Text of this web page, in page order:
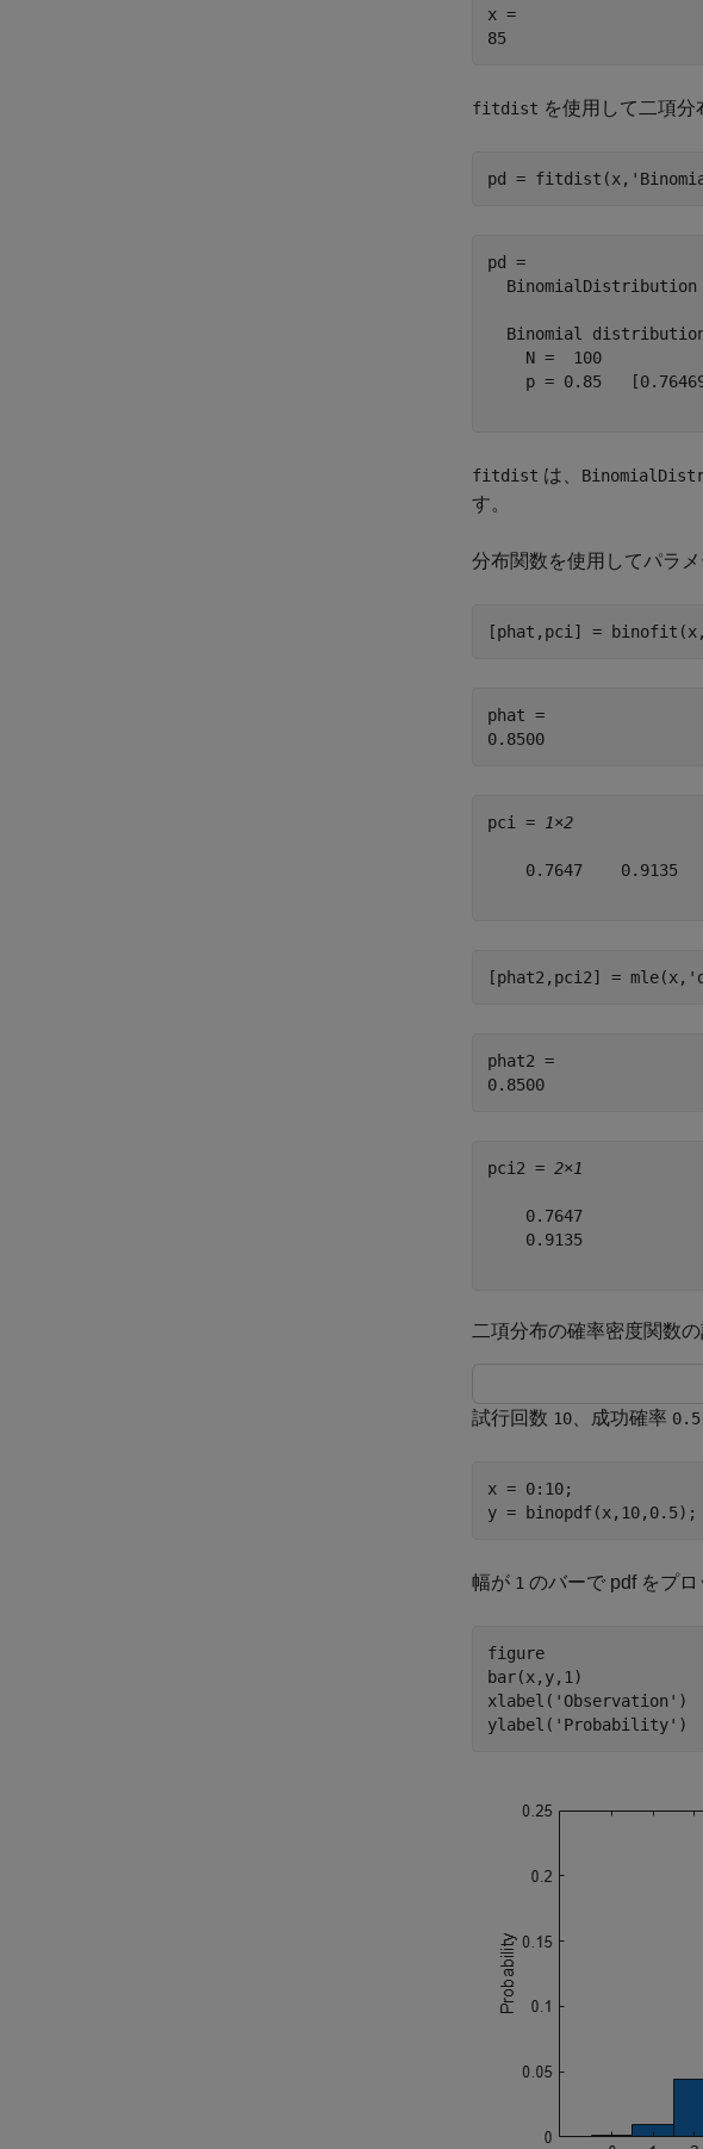
x =
fitdist を使用して二項分
pd = fitdist(x,
pd =
  BinomialDistribution
Binomial
    N =  100
p = 0.85
fitdist は、
す。
分布関数を使用してパラ
[phat,pci] =
phat =
pci = 1×2
    0.7647    0.9135
[phat2,pci2] = mle(x,
phat2 =
pci2 = 2×1
    0.7647
    0.9135
二項分布の確率密度関数
試行回数 10 、成功確率 0.5
x = 0:10;
y = binopdf(x,10,0.5);
幅が 1 のバーで pdf をプロ
figure
bar(x,y,1)
xlabel( 'Observation' )
ylabel( 'Probability' )